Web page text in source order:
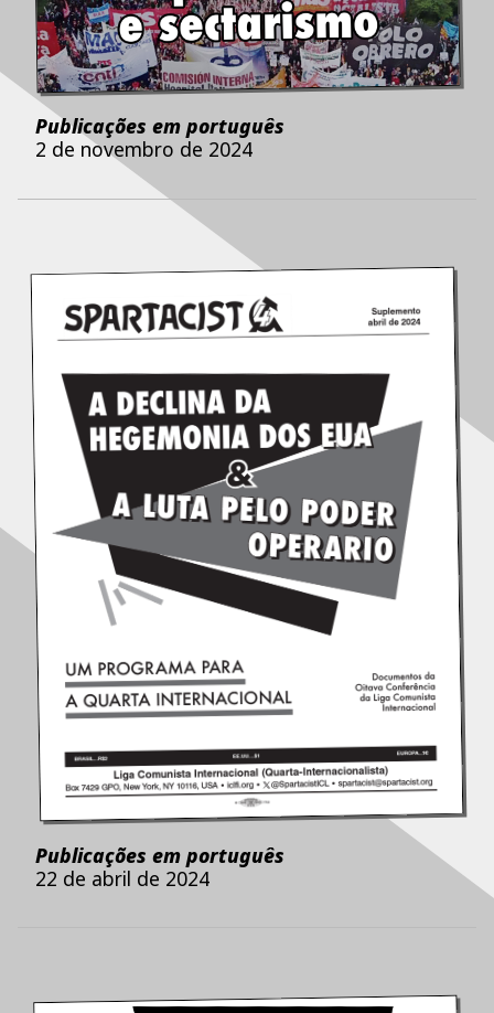
Publicações em português
2 de novembro de 2024
Publicações em português
22 de abril de 2024